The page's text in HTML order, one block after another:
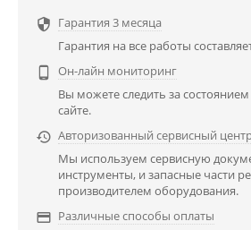
 Гарантия 3 месяца
Гарантия на все работы

Он-лайн мониторинг
Вы можете следить за
сайте.
 Авторизованный сервисный
Мы используем сервисную
инструменты, и запасные части
производителем оборудования.
 Различные способы оплаты